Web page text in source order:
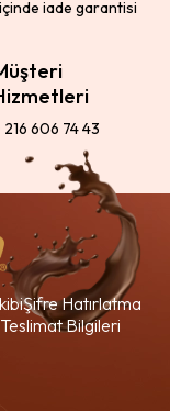
iade garantisi
606 74 43
Şifre Hatırlatma
Teslimat Bilgileri